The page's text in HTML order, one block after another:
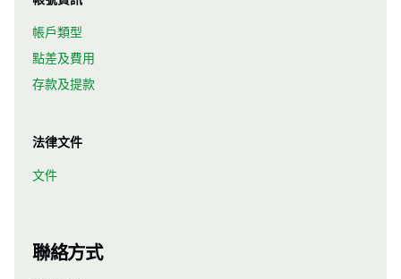
帳戶類型
點差及費用
存款及提款
法律文件
文件
聯絡方式